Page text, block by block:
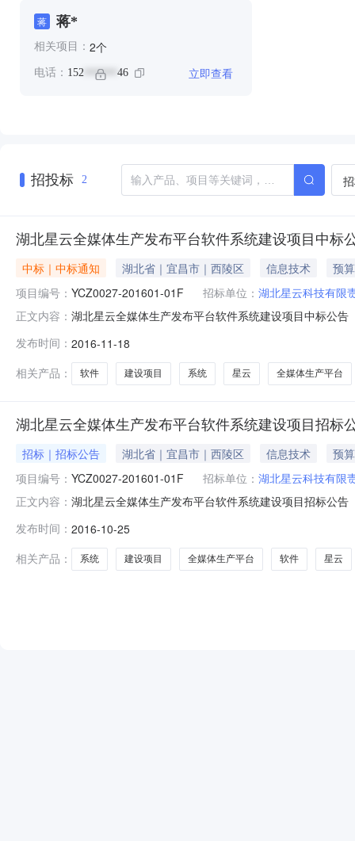
蒋 蒋*
相关项目： 2个
电话： 152 ****** 46 立即查看
招投标 2
湖北星云全媒体生产发布平台软件系统建设项目中标
中标｜中标通知 湖北省｜宜昌市｜西陵区 信息技术
预
项目编号： YCZ0027-201601-01F 招标单位： 湖北星云科技有限
正文内容： 湖北星云全媒体生产发布平台软件系统建设项目中标公
统建设项目二、项目编号：YCZ0027-201601-01F公开
发布时间： 2016-11-18
相关产品：
软件 建设项目 系统 星云 全媒体生产平台
湖北星云全媒体生产发布平台软件系统建设项目招标
招标｜招标公告 湖北省｜宜昌市｜西陵区 信息技术
预
项目编号： YCZ0027-201601-01F 招标单位： 湖北星云科技有限
正文内容： 湖北星云全媒体生产发布平台软件系统建设项目招标公
目名称：湖北星云全媒体生产发布平台软件系统建设项
媒体指挥报道
发布时间： 2016-10-25
相关产品：
系统 建设项目 全媒体生产平台 软件 星云